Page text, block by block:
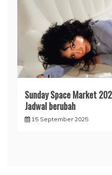
Sunday Space Market
Jadwal berubah
15 September 2025